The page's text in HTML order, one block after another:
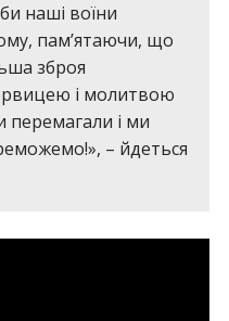
наші воїни
пам’ятаючи, що
зброя
і молитвою
перемагали і ми
– йдеться